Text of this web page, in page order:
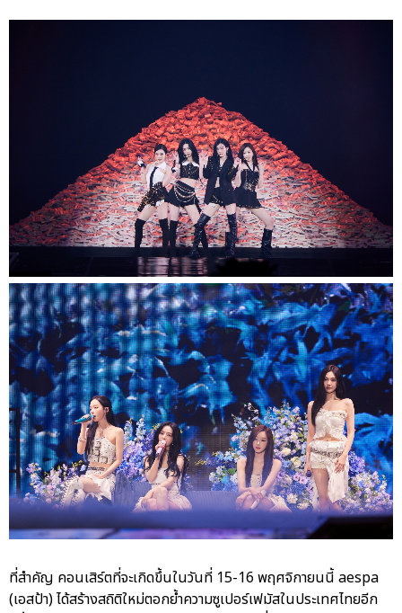
ที่สำคัญ คอนเสิร์ตที่จะเกิดขึ้นในวันที่ 15-16 พฤศจิกายนนี้ aespa
(เอสป้า) ได้สร้างสถิติใหม่ตอกย้ำความซูเปอร์เฟมัสในประเทศไทยอีก